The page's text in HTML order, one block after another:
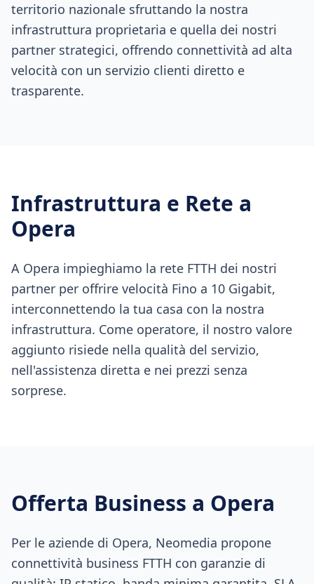
territorio nazionale sfruttando la nostra
infrastruttura proprietaria e quella dei nostri
partner strategici, offrendo connettività ad alta
velocità con un servizio clienti diretto e
trasparente.
Infrastruttura e Rete a
Opera
A Opera impieghiamo la rete FTTH dei nostri
partner per offrire velocità Fino a 10 Gigabit,
interconnettendo la tua casa con la nostra
infrastruttura. Come operatore, il nostro valore
aggiunto risiede nella qualità del servizio,
nell'assistenza diretta e nei prezzi senza
sorprese.
Offerta Business a Opera
Per le aziende di Opera, Neomedia propone
connettività business FTTH con garanzie di